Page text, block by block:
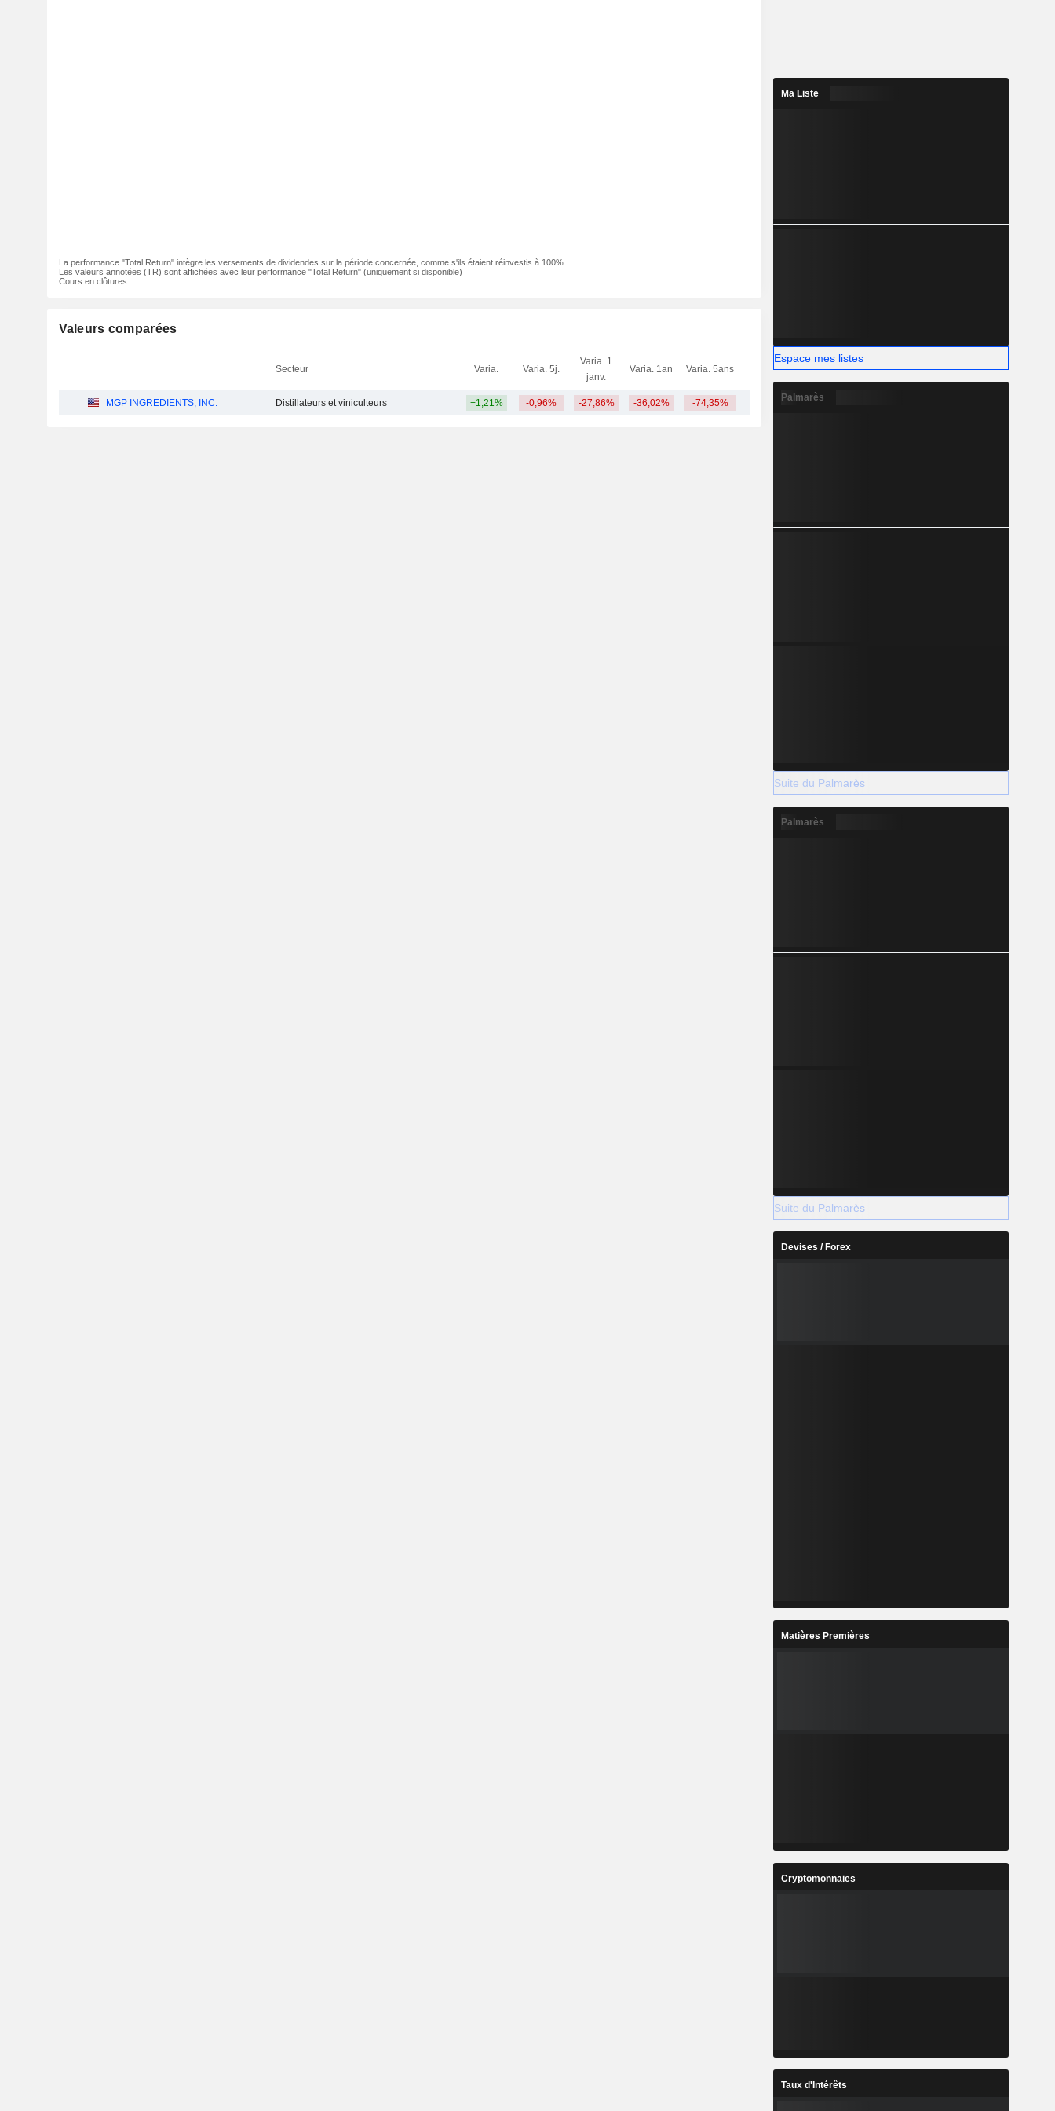
La performance "Total Return" intègre les versements de dividendes sur la période concernée, comme s'ils étaient réinvestis à 100%.
Les valeurs annotées (TR) sont affichées avec leur performance "Total Return" (uniquement si disponible)
Cours en clôtures
Valeurs comparées
Secteur Varia. Varia. 5j.
Varia. 1
janv.
Varia. 1an Varia. 5ans Capi. CT MT LT
MGP INGREDIENTS, INC. Distillateurs et viniculteurs +1,21% -0,96% -27,86% -36,02% -74,35% 375 M
Ma Liste
Espace mes listes
Palmarès
Suite du Palmarès
Palmarès
Suite du Palmarès
Devises / Forex
Matières Premières
Cryptomonnaies
Taux d'Intérêts